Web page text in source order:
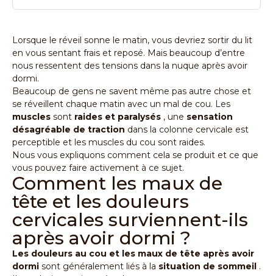
Lorsque le réveil sonne le matin, vous devriez sortir du lit
en vous sentant frais et reposé. Mais beaucoup d’entre
nous ressentent des tensions dans la nuque après avoir
dormi.
Beaucoup de gens ne savent même pas autre chose et
se réveillent chaque matin avec un mal de cou. Les
muscles sont raides et paralysés , une sensation
désagréable de traction dans la colonne cervicale est
perceptible et les muscles du cou sont raides.
Nous vous expliquons comment cela se produit et ce que
vous pouvez faire activement à ce sujet.
Comment les maux de
tête et les douleurs
cervicales surviennent-ils
après avoir dormi ?
Les douleurs au cou et les maux de tête après avoir
dormi sont généralement liés à la situation de sommeil .